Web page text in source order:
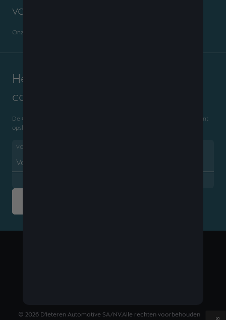
voertuig nodig?​
Onze CUPRA master kan u adviseren over de modellen in stock.​
Heeft u al een
configuratiecode?
De CUPRA Code is de 'sleutel' waarmee u uw configuratiegegevens kunt
opslaan
VOER HIER UW CUPRA CODE
© 2026 D'Ieteren Automotive SA/NV.Alle rechten voorbehouden